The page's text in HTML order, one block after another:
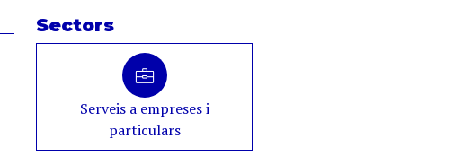
Sectors
Serveis a empreses i
particulars